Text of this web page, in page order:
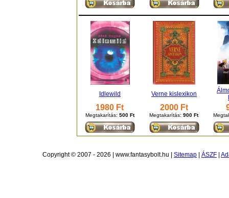
Idlewild Verne kislexikon
1980 Ft
Megtakarítás: 500 Ft
2000 Ft
Megtakarítás:900 Ft
Copyright © 2007 - 2026 | www.fantasybolt.hu | Sitemap ÁSZF